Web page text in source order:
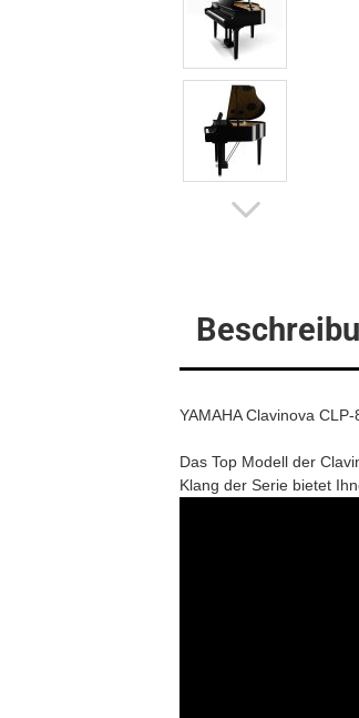
YAMAHA Clavinova
Das Top Modell der
Klang der Serie bietet